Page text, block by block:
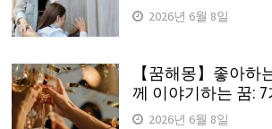
2026년 6월 8일
【꿈해몽】좋아하
께 이야기하는 꿈:
2026년 6월 8일